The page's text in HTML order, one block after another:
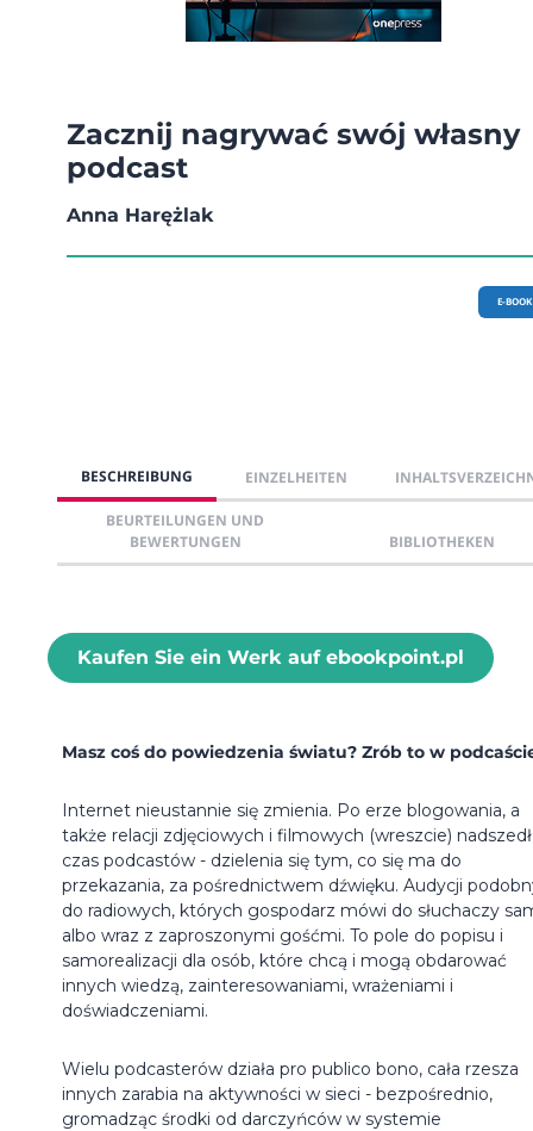
Zacznij nagrywać swój własny
podcast
Anna Harężlak
E-BOOK
BESCHREIBUNG EINZELHEITEN
BEURTEILUNGEN UND
BEWERTUNGEN
BIBLIOTHEKEN
Kaufen Sie ein Werk auf ebookpoint.pl
Masz coś do powiedzenia światu? Zrób to w
Internet nieustannie się zmienia. Po erze blogowania, a
także relacji zdjęciowych i filmowych (wreszcie) nadszedł
czas podcastów - dzielenia się tym, co się ma do
przekazania, za pośrednictwem dźwięku. Audycji
do radiowych, których gospodarz mówi do słuchaczy
albo wraz z zaproszonymi gośćmi. To pole do popisu i
samorealizacji dla osób, które chcą i mogą obdarować
innych wiedzą, zainteresowaniami, wrażeniami i
doświadczeniami.
Wielu podcasterów działa pro publico bono, cała rzesza
innych zarabia na aktywności w sieci - bezpośrednio,
gromadząc środki od darczyńców w systemie